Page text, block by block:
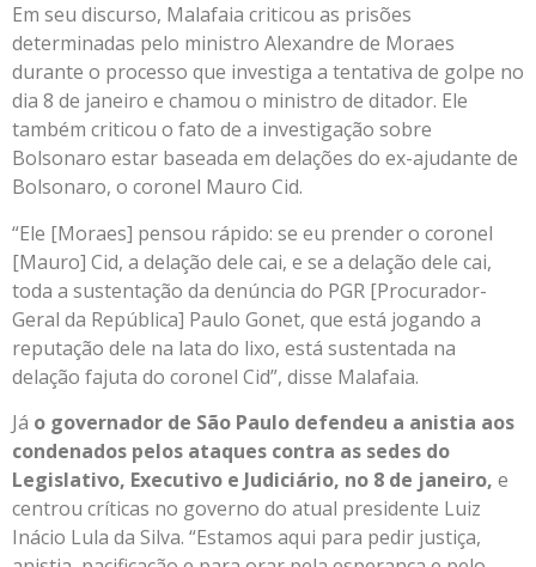
Em seu discurso, Malafaia criticou as prisões
determinadas pelo ministro Alexandre de Moraes
durante o processo que investiga a tentativa de golpe no
dia 8 de janeiro e chamou o ministro de ditador. Ele
também criticou o fato de a investigação sobre
Bolsonaro estar baseada em delações do ex-ajudante de
Bolsonaro, o coronel Mauro Cid.
“Ele [Moraes] pensou rápido: se eu prender o coronel
[Mauro] Cid, a delação dele cai, e se a delação dele cai,
toda a sustentação da denúncia do PGR [Procurador-
Geral da República] Paulo Gonet, que está jogando a
reputação dele na lata do lixo, está sustentada na
delação fajuta do coronel Cid”, disse Malafaia.
Já o governador de São Paulo defendeu a anistia aos
condenados pelos ataques contra as sedes do
Legislativo, Executivo e Judiciário, no 8 de janeiro, e
centrou críticas no governo do atual presidente Luiz
Inácio Lula da Silva. “Estamos aqui para pedir justiça,